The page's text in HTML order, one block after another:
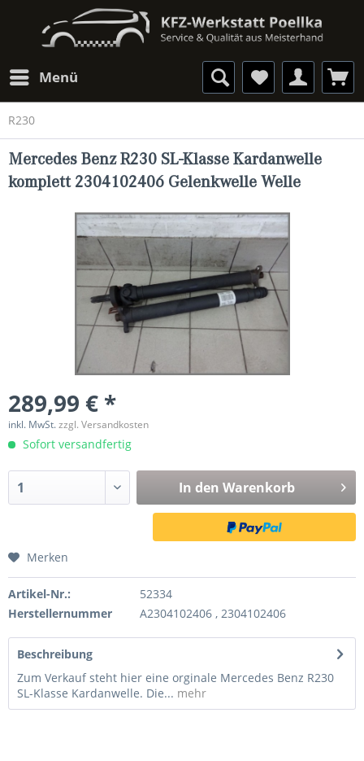
Menü
R230
Mercedes Benz R230 SL-Klasse Kardanwelle
komplett 2304102406 Gelenkwelle Welle
289,99 € *
inkl. MwSt.zzgl. Versandkosten
Sofort versandfertig
In den Warenkorb
Merken
Artikel-Nr.:
52334
Herstellernummer
A2304102406 , 2304102406
Beschreibung
Zum Verkauf steht hier eine orginale Mercedes Benz R230
SL-Klasse Kardanwelle. Die... mehr